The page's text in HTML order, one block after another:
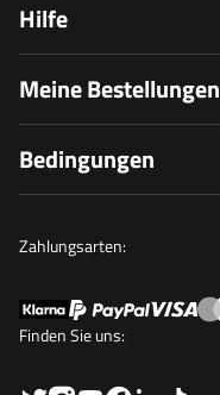
Hilfe
Meine Bestellungen
Bedingungen
Zahlungsarten:
Finden Sie uns: